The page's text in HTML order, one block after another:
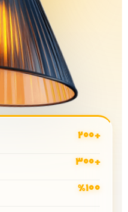
+200
+300
%100